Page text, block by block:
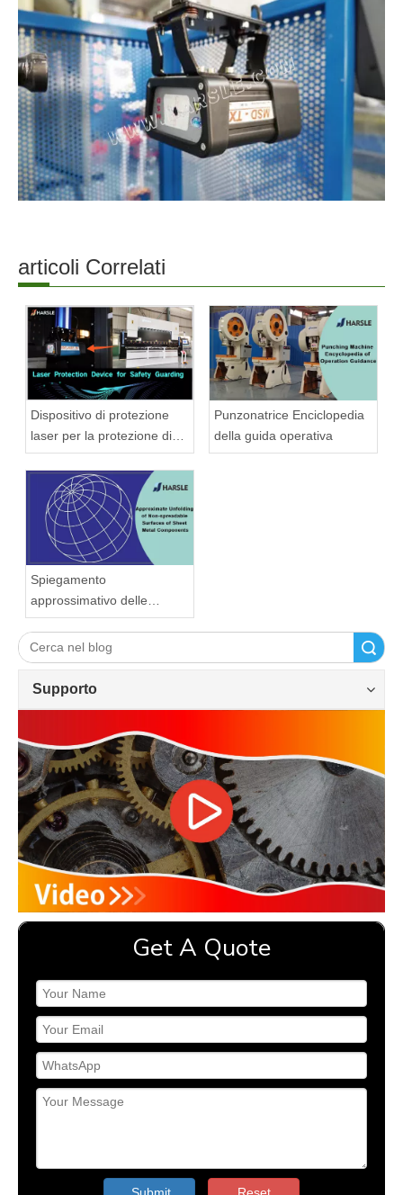
articoli Correlati
Dispositivo di protezione
laser per la protezione di
sicurezza
Punzonatrice Enciclopedia
della guida operativa
Spiegamento
approssimativo delle
superfici non allargabili dei
componenti in lamiera
Supporto
Get A Quote